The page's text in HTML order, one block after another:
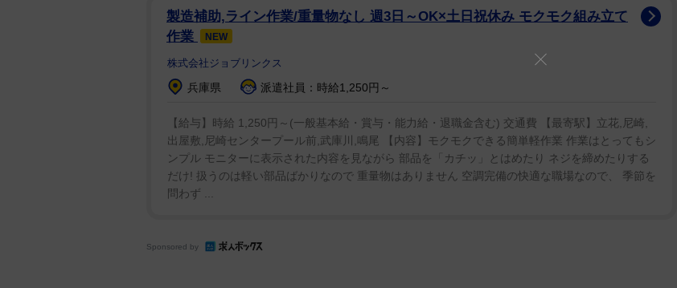
製造補助,ライン作業/重量物なし 週3日～OK×土日祝休み モクモク組み立て
作業
NEW
株式会社ジョブリンクス
兵庫県 派遣社員：時給1,250円～
【給与】時給 1,250円～(一般基本給・賞与・能力給・退職金含む) 交通費 【最寄駅】立花,尼崎,
出屋敷,尼崎センタープール前,武庫川,鳴尾 【内容】モクモクできる簡単軽作業 作業はとってもシ
ンプル モニターに表示された内容を見ながら 部品を「カチッ」とはめたり ネジを締めたりする
だけ! 扱うのは軽い部品ばかりなので 重量物はありません 空調完備の快適な職場なので、 季節を
問わず ...
Sponsored by